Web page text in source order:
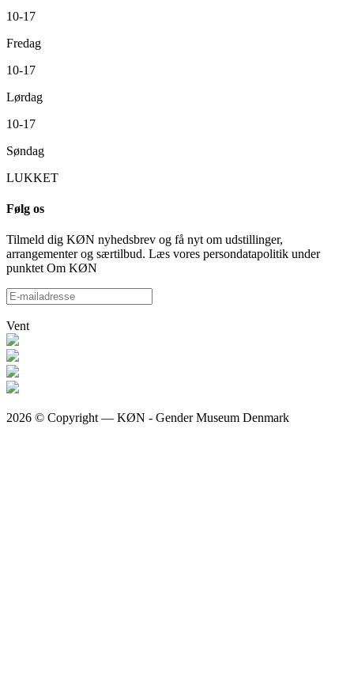
10-17
Fredag
10-17
Lørdag
10-17
Søndag
LUKKET
Følg os
Tilmeld dig KØN nyhedsbrev og få nyt om udstillinger,
arrangementer og særtilbud. Læs vores persondatapolitik under
punktet Om KØN
Vent
2026 © Copyright — KØN - Gender Museum Denmark